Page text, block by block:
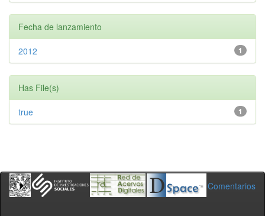
Fecha de lanzamiento
1
2012
Has File(s)
1
true
Comentarios